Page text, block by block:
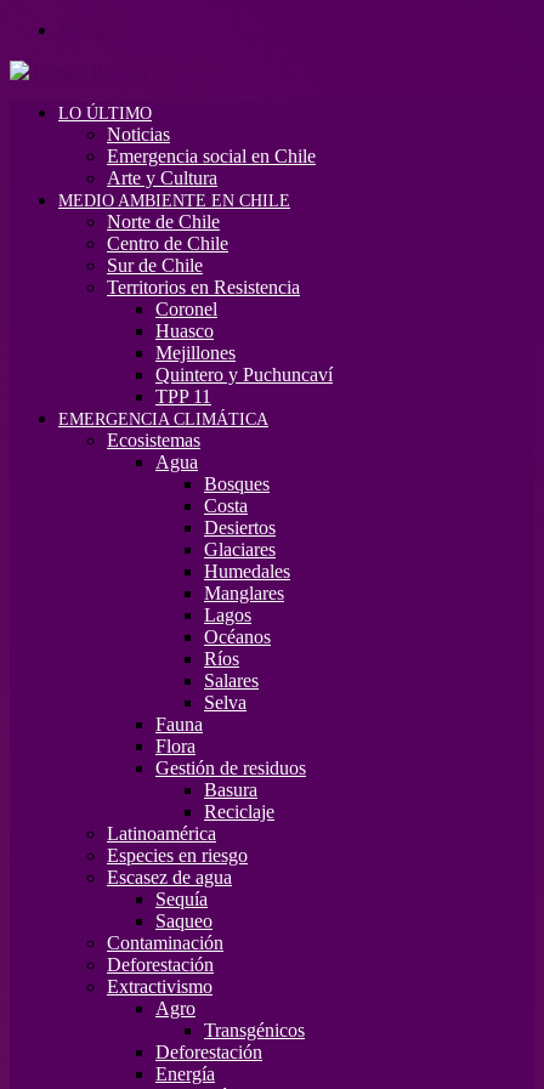
LO ÚLTIMO
Noticias
Emergencia social en Chile
Arte y Cultura
MEDIO AMBIENTE EN CHILE
Norte de Chile
Centro de Chile
Sur de Chile
Territorios en Resistencia
Coronel
Huasco
Mejillones
Quintero y Puchuncaví
TPP 11
EMERGENCIA CLIMÁTICA
Ecosistemas
Agua
Bosques
Costa
Desiertos
Glaciares
Humedales
Manglares
Lagos
Océanos
Ríos
Salares
Selva
Fauna
Flora
Gestión de residuos
Basura
Reciclaje
Latinoamérica
Especies en riesgo
Escasez de agua
Sequía
Saqueo
Contaminación
Deforestación
Extractivismo
Agro
Transgénicos
Deforestación
Energía